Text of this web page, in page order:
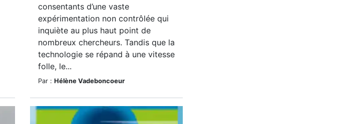
consentants d’une vaste
expérimentation non contrôlée qui
inquiète au plus haut point de
nombreux chercheurs. Tandis que la
technologie se répand à une vitesse
folle, le...
Par : Hélène Vadeboncoeur